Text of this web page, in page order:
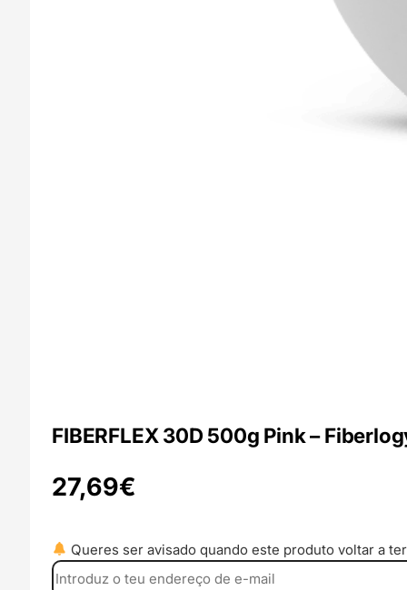
FIBERFLEX 30D 500g Pink –
27,69€
Queres ser avisado quando este produto voltar a